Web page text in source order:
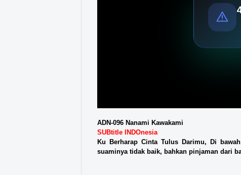
ADN-096 Nanami Kawakami
SUBtitle INDOnesia
Ku Berharap Cinta Tulus Darimu, Di
suaminya tidak baik, bahkan pinjaman dari